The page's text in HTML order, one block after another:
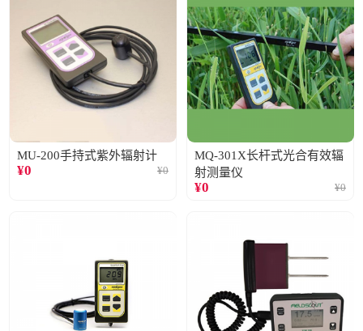
MU-200手持式紫外辐射计
¥0 ¥0
MQ-301X长杆式光合有效辐
射测量仪
¥0 ¥0